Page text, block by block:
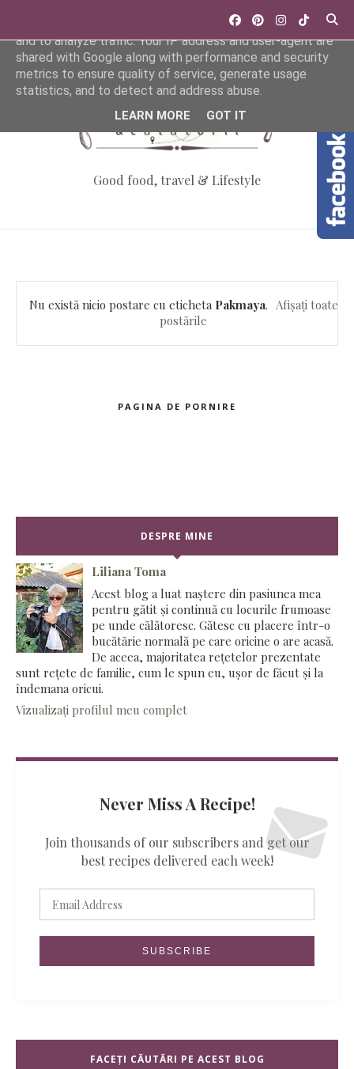
Good food, travel & Lifestyle
Nu există nicio postare cu eticheta Pakmaya. Afișați toate
postările
PAGINA DE PORNIRE
DESPRE MINE
Liliana Toma
Acest blog a luat naștere din pasiunea mea
pentru gătit și continuă cu locurile frumoase
pe unde călătoresc. Gătesc cu placere într-o
bucătărie normală pe care oricine o are acasă.
De aceea, majoritatea rețetelor prezentate
sunt rețete de familie, cum le spun eu, ușor de făcut și la
îndemana oricui.
Vizualizați profilul meu complet
Never Miss A Recipe!
Join thousands of our subscribers and get our
best recipes delivered each week!
FACEȚI CĂUTĂRI PE ACEST BLOG
This site uses cookies from Google to deliver its services
and to analyze traffic. Your IP address and user-agent are
shared with Google along with performance and security
metrics to ensure quality of service, generate usage
statistics, and to detect and address abuse.
LEARN MORE GOT IT